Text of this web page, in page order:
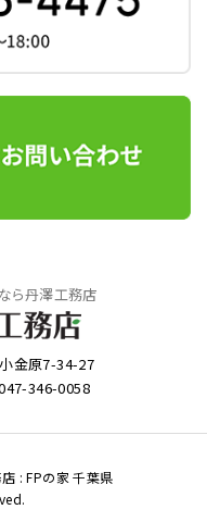
ら丹澤工務店
金原7-34-27
047-346-0058
: FPの家 千葉県